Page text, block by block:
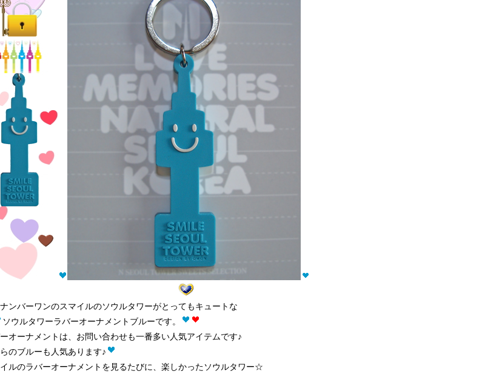
ンバーワンのスマイルのソウルタワーがとってもキュートな
ソウルタワーラバーオーナメントブルーです。
オーナメントは、お問い合わせも一番多い人気アイテムです♪
のブルーも人気あります♪
ルのラバーオーナメントを見るたびに、楽しかったソウルタワー☆